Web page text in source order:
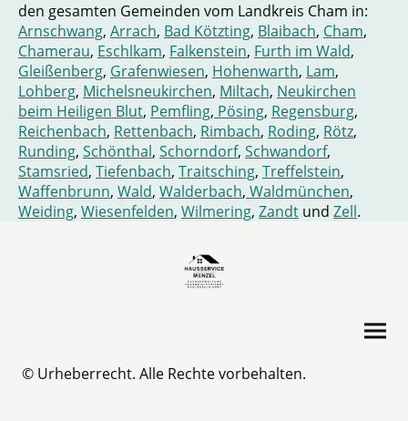
den gesamten Gemeinden vom Landkreis Cham in:
Arnschwang, Arrach, Bad Kötzting, Blaibach, Cham,
Chamerau, Eschlkam, Falkenstein, Furth im Wald,
Gleißenberg, Grafenwiesen, Hohenwarth, Lam,
Lohberg, Michelsneukirchen, Miltach, Neukirchen
beim Heiligen Blut, Pemfling, Pösing, Regensburg,
Reichenbach, Rettenbach, Rimbach, Roding, Rötz,
Runding, Schönthal, Schorndorf, Schwandorf,
Stamsried, Tiefenbach, Traitsching, Treffelstein,
Waffenbrunn, Wald, Walderbach, Waldmünchen,
Weiding, Wiesenfelden, Wilmering, Zandt und Zell.
© Urheberrecht. Alle Rechte vorbehalten.